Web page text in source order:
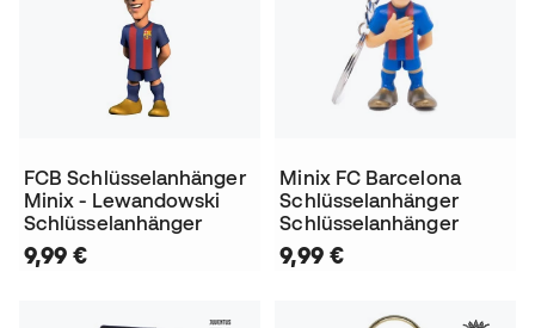
FCB Schlüsselanhänger
Minix - Lewandowski
Schlüsselanhänger
9,99 €
Minix FC Barcelona
Schlüsselanhänger
Schlüsselanhänger
9,99 €